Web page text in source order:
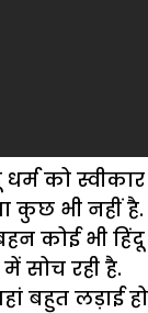
को
कुछ भी नहीं
कोई भी
सोच रही है.
बहुत लड़ाई